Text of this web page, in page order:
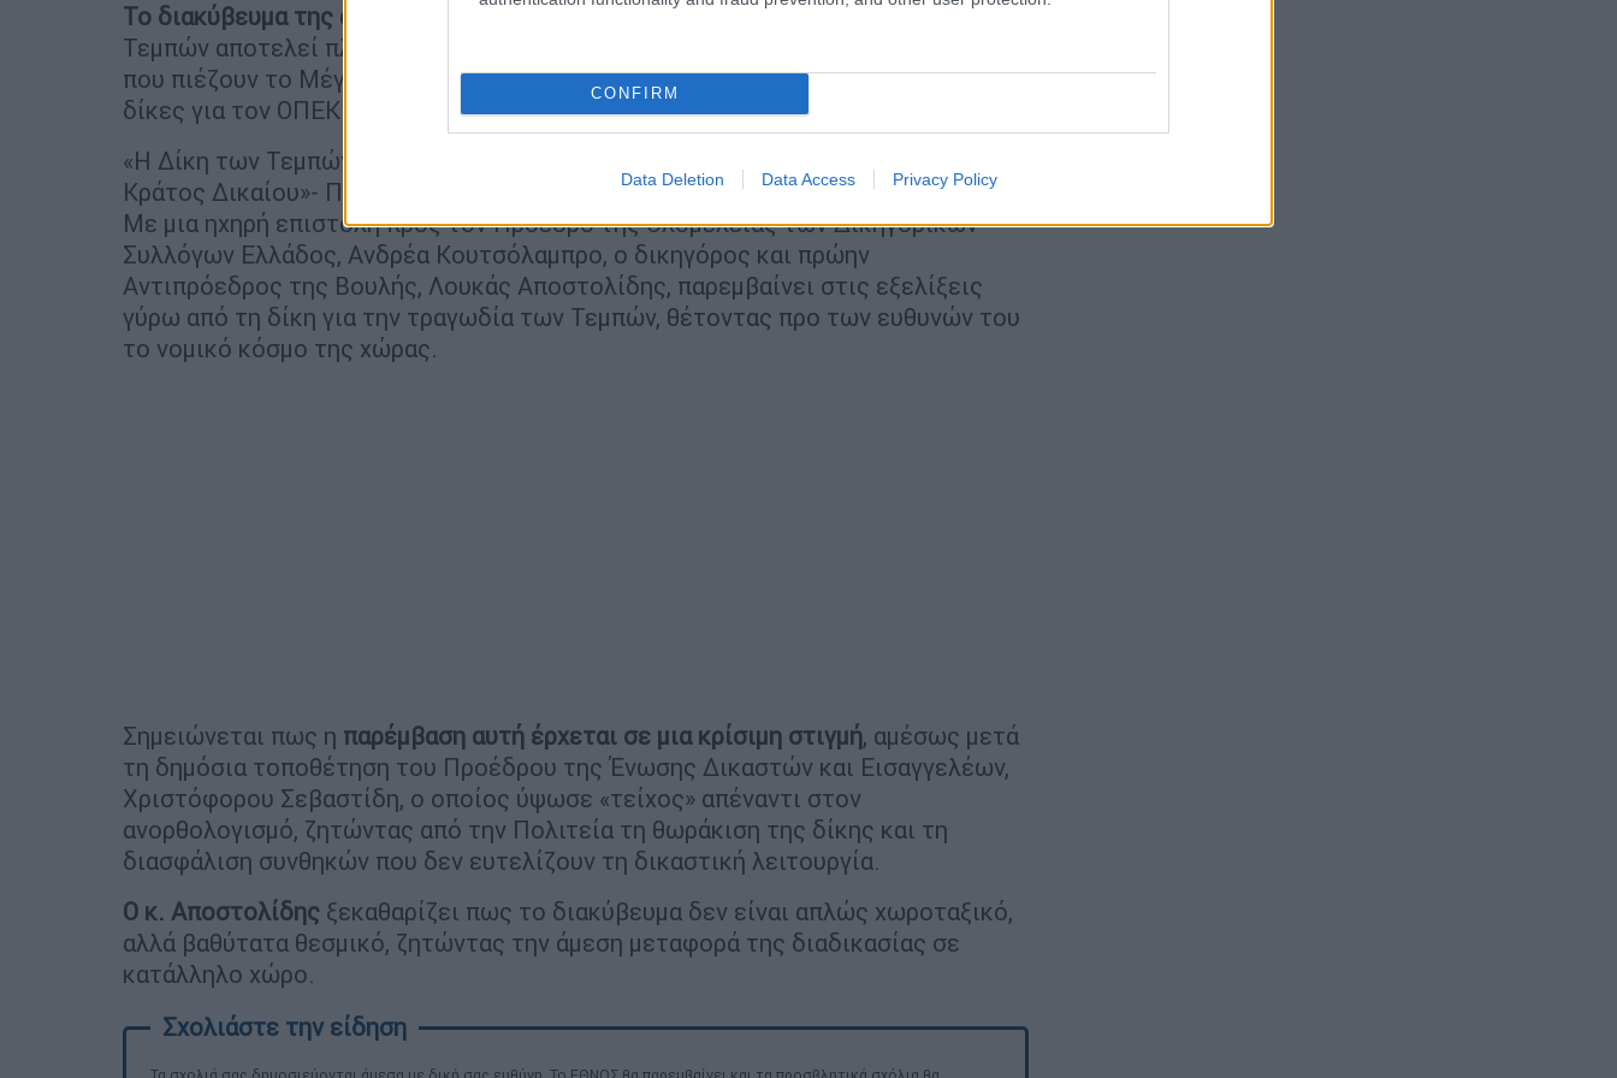
CONFIRM
Data Deletion Data Access Privacy Policy
Το διακύβευμα της αυριανής επανεκκίνησης
είναι κρίσιμο καθώς η υπόθεση των
Τεμπών αποτελεί πλέον το πλέον κρίσιμο από τα τρία ανοιχτά δικαστικά μέτωπα
που πιέζουν το Μέγαρο Μαξίμου, μαζί με τις υποκλοπές και τις εκκρεμούσες
δίκες για τον ΟΠΕΚΕΠΕ.
«Η Δίκη των Τεμπών δεν μπορεί να διεξαχθεί σε συνθήκες που προσβάλλουν το
Κράτος Δικαίου»- Παρέμβαση Λ. Αποστολίδη
Με μια ηχηρή επιστολή προς τον Πρόεδρο της Ολομέλειας των Δικηγορικών
Συλλόγων Ελλάδος, Ανδρέα Κουτσόλαμπρο, ο δικηγόρος και πρώην
Αντιπρόεδρος της Βουλής, Λουκάς Αποστολίδης, παρεμβαίνει στις εξελίξεις
γύρω από τη δίκη για την τραγωδία των Τεμπών, θέτοντας προ των ευθυνών του
το νομικό κόσμο της χώρας.
Σημειώνεται πως η παρέμβαση αυτή έρχεται σε μια κρίσιμη στιγμή, αμέσως μετά
τη δημόσια τοποθέτηση του Προέδρου της Ένωσης Δικαστών και Εισαγγελέων,
Χριστόφορου Σεβαστίδη, ο οποίος ύψωσε «τείχος» απέναντι στον
ανορθολογισμό, ζητώντας από την Πολιτεία τη θωράκιση της δίκης και τη
διασφάλιση συνθηκών που δεν ευτελίζουν τη δικαστική λειτουργία.
Ο κ. Αποστολίδης ξεκαθαρίζει πως το διακύβευμα δεν είναι απλώς χωροταξικό,
αλλά βαθύτατα θεσμικό, ζητώντας την άμεση μεταφορά της διαδικασίας σε
κατάλληλο χώρο.